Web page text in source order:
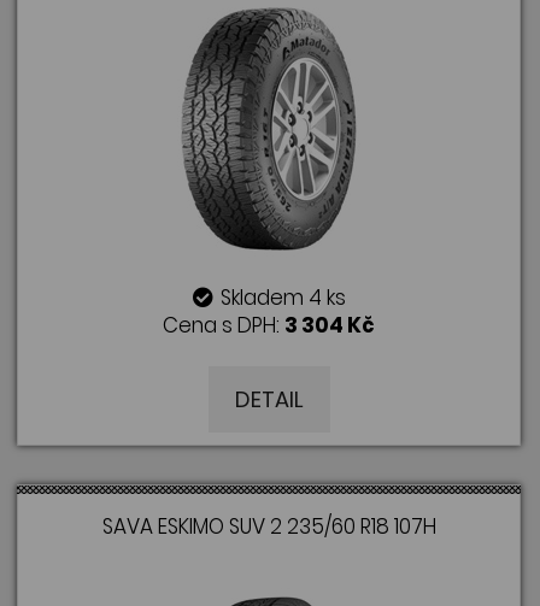
Skladem 4 ks
Cena s DPH: 3 304 Kč
DETAIL
SAVA ESKIMO SUV 2 235/60 R18 107H